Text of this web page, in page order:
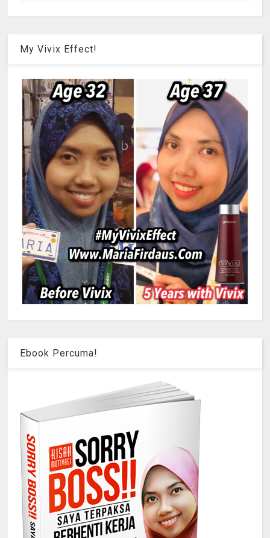
My Vivix Effect!
Ebook Percuma!